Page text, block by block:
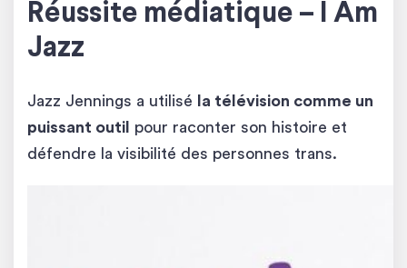
Réussite médiatique – I Am
Jazz
Jazz Jennings a utilisé
la télévision comme un
puissant outil
pour raconter son histoire et
défendre la visibilité des personnes trans.